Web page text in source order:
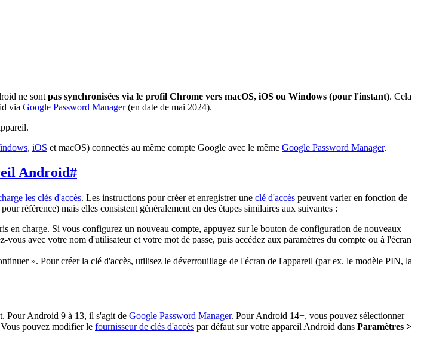
ne sont pas synchronisées via le profil Chrome vers macOS, iOS ou Windows (pour l'instant). Cela
via Google Password Manager(en date de mai 2024).
, iOS et macOS) connectés au même compte Google avec le même Google Password Manager.
Android#
les clés d'accès. Les instructions pour créer et enregistrer une clé d'accès peuvent varier en fonction de
pour référence) mais elles consistent généralement en des étapes similaires aux suivantes :
en charge. Si vous configurez un nouveau compte, appuyez sur le bouton de configuration de nouveaux
avec votre nom d'utilisateur et votre mot de passe, puis accédez aux paramètres du compte ou à l'écran
». Pour créer la clé d'accès, utilisez le déverrouillage de l'écran de l'appareil (par ex. le modèle PIN, la
Pour Android 9 à 13, il s'agit de Google Password Manager. Pour Android 14+, vous pouvez sélectionner
pouvez modifier le fournisseur de clés d'accès par défaut sur votre appareil Android dans Paramètres >